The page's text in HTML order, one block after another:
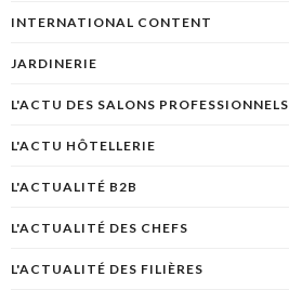
INTERNATIONAL CONTENT
JARDINERIE
L'ACTU DES SALONS PROFESSIONNELS
L'ACTU HÔTELLERIE
L'ACTUALITÉ B2B
L'ACTUALITÉ DES CHEFS
L'ACTUALITÉ DES FILIÈRES